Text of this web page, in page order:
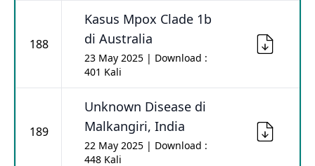
188
Kasus Mpox Clade 1b
di Australia
23 May 2025 | Download :
401 Kali
189
Unknown Disease di
Malkangiri, India
22 May 2025 | Download :
448 Kali